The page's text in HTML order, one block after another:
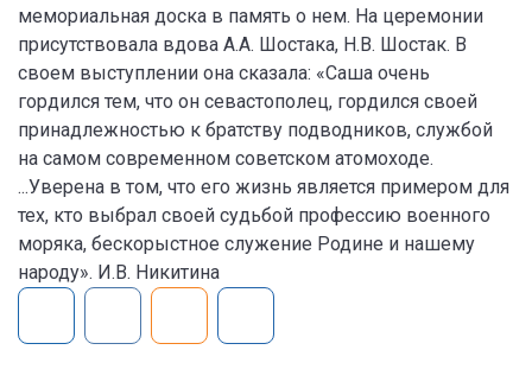
мемориальная доска в память о нем. На церемонии
присутствовала вдова А.А. Шостака, Н.В. Шостак. В
своем выступлении она сказала: «Саша очень
гордился тем, что он севастополец, гордился своей
принадлежностью к братству подводников, службой
на самом современном советском атомоходе.
...Уверена в том, что его жизнь является примером для
тех, кто выбрал своей судьбой профессию военного
моряка, бескорыстное служение Родине и нашему
народу». И.В. Никитина